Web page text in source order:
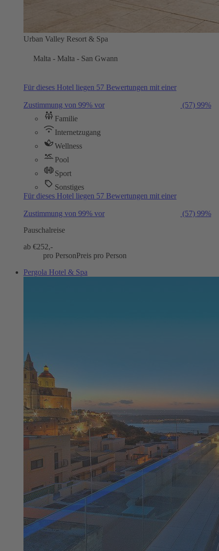
Urban Valley Resort & Spa
Malta - Malta - San Gwann
Für dieses Hotel liegen 57 Bewertungen mit einer
Zustimmung von 99% vor (57) 99%
Familie
Internetzugang
Wellness
Pool
Sport
Sonstiges
Für dieses Hotel liegen 57 Bewertungen mit einer
Zustimmung von 99% vor (57) 99%
Pauschalreise
ab €252,-
pro PersonPreis pro Person
Pergola Hotel & Spa